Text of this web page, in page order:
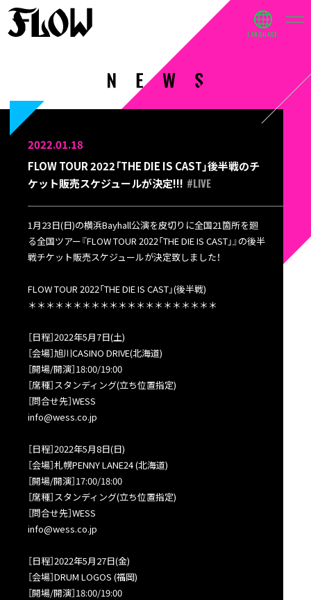
2022.01.18
FLOW TOUR 2022「THE DIE IS CAST」後半戦のチ
ケット販売スケジュールが決定!!! #LIVE
1月23日(日)の横浜Bayhall公演を皮切りに全国21箇所を廻
る全国ツアー『FLOW TOUR 2022「THE DIE IS CAST」』の後半
戦チケット販売スケジュールが決定致しました！
FLOW TOUR 2022「THE DIE IS CAST」(後半戦)
＊＊＊＊＊＊＊＊＊＊＊＊＊＊＊＊＊＊＊＊＊
［日程］2022年5月7日(土)
［会場］旭川CASINO DRIVE(北海道)
［開場/開演］18:00/19:00
［席種］スタンディング(立ち位置指定)
［問合せ先］WESS
info@wess.co.jp
［日程］2022年5月8日(日)
［会場］札幌PENNY LANE24 (北海道)
［開場/開演］17:00/18:00
［席種］スタンディング(立ち位置指定)
［問合せ先］WESS
info@wess.co.jp
［日程］2022年5月27日(金)
［会場］DRUM LOGOS (福岡)
［開場/開演］18:00/19:00